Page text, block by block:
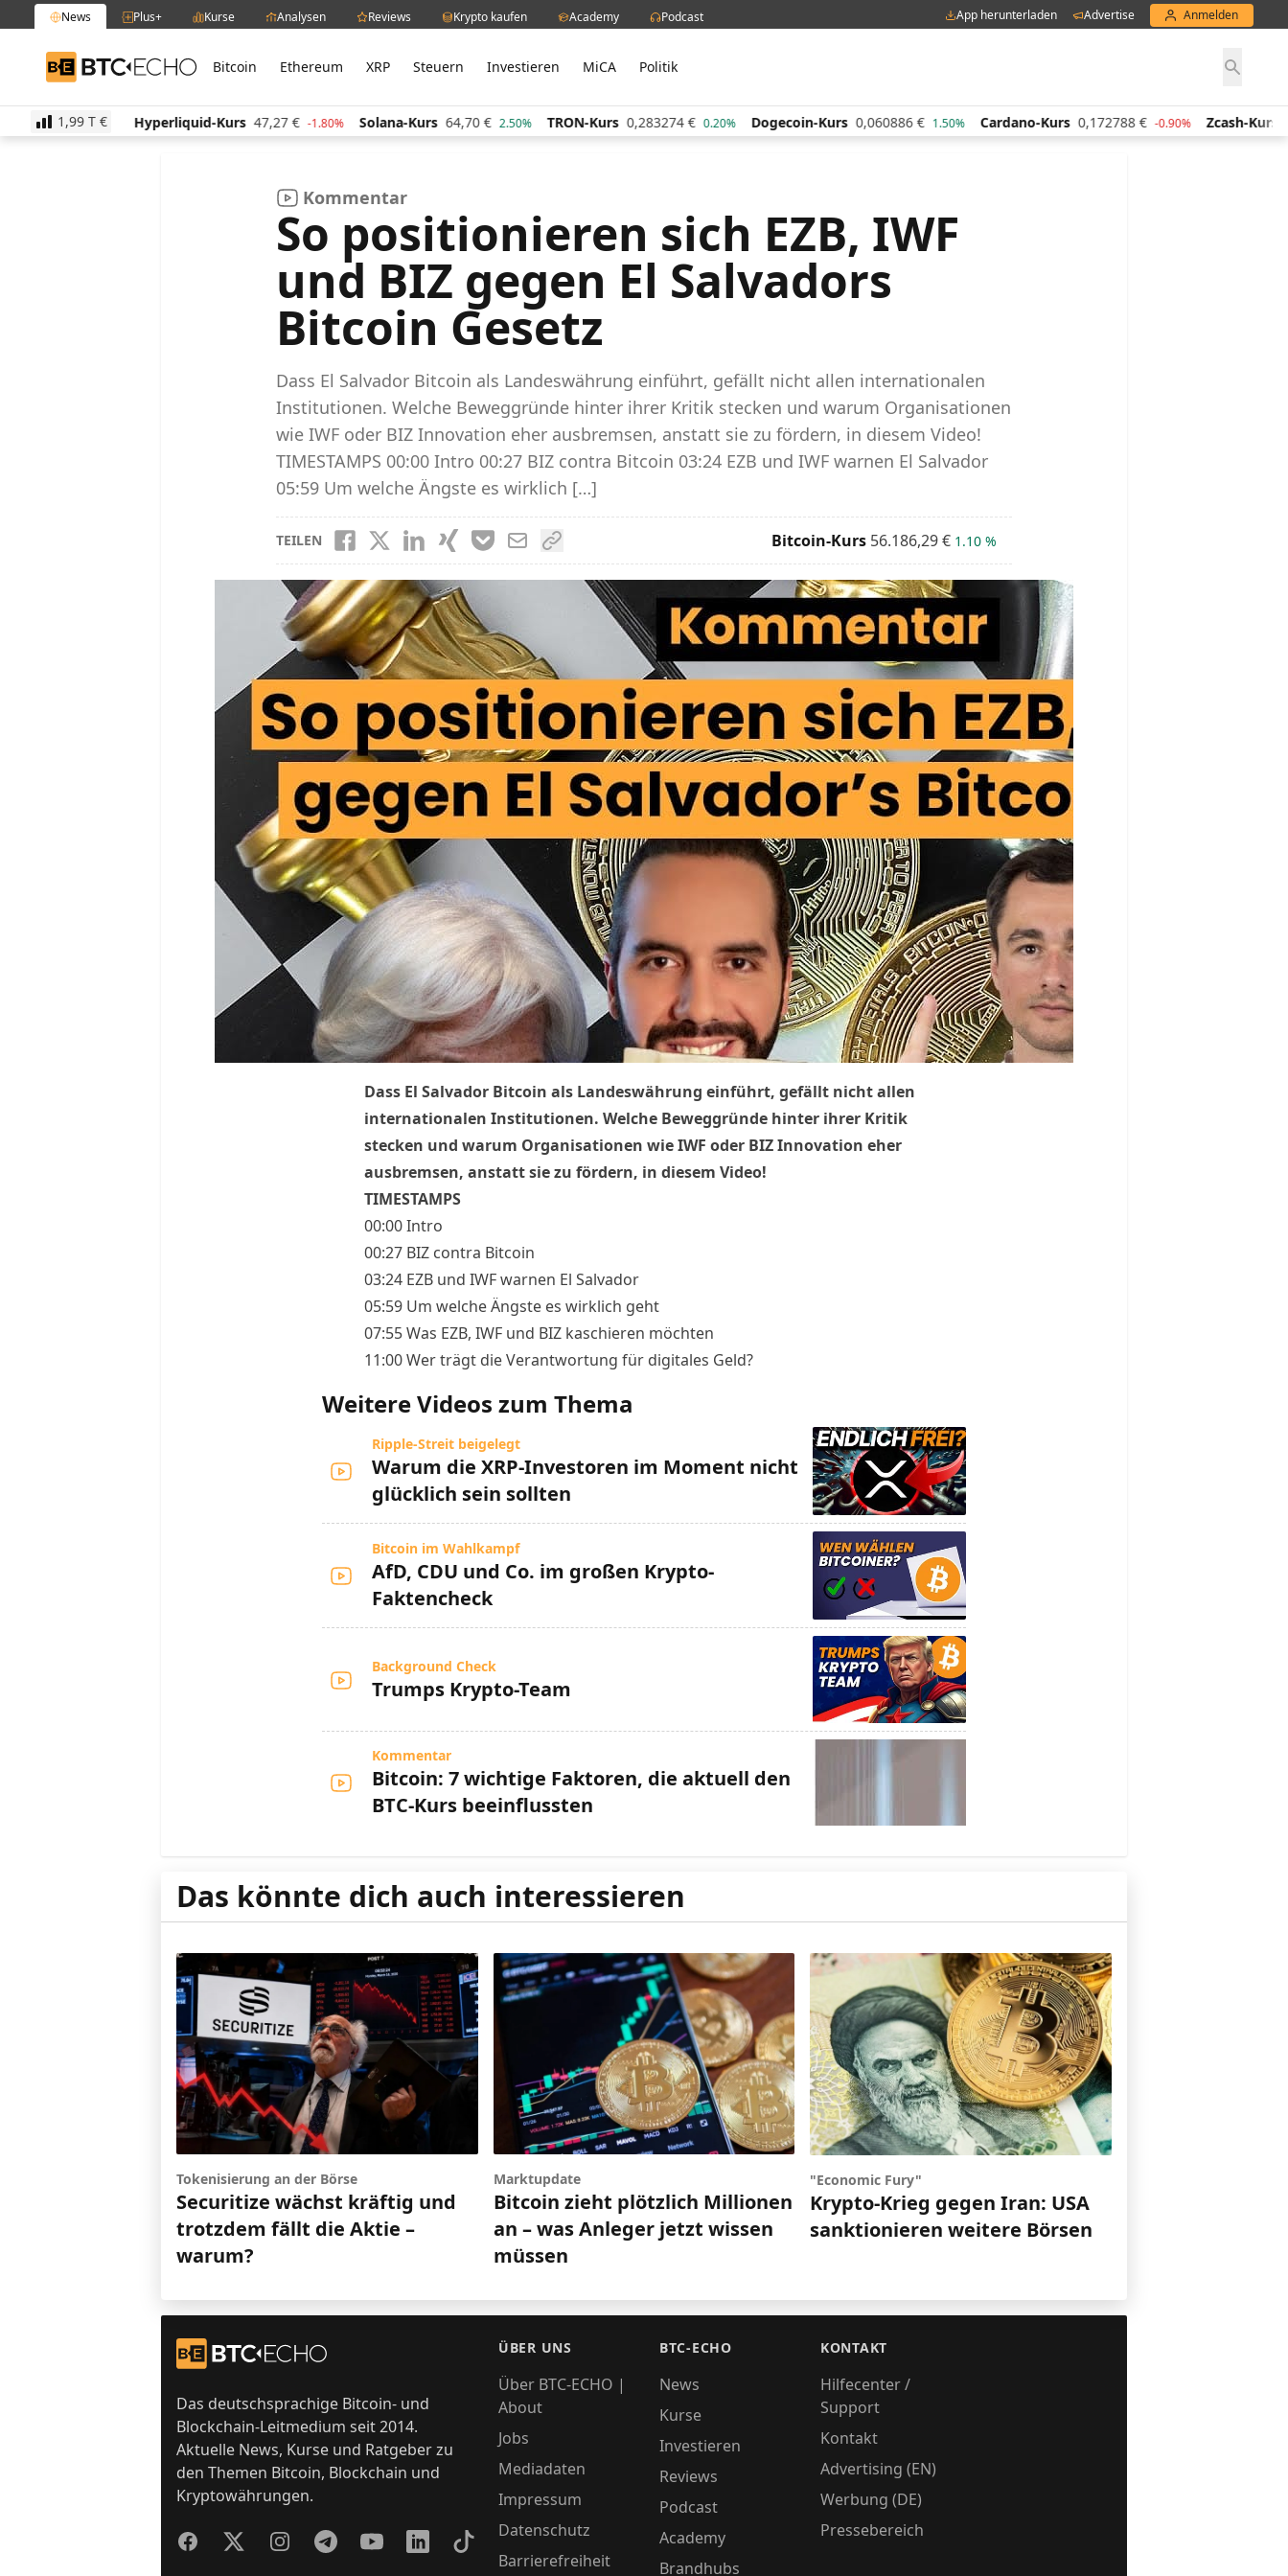
News Plus+ Kurse Analysen Reviews Krypto kaufen Academy Podcast App herunterladen Advertise Anmelden
BTC-ECHO Bitcoin Ethereum XRP Steuern Investieren MiCA Politik
1,99 T €
513,76 € 1.50% Hyperliquid-Kurs 47,27 € -1.80% Solana-Kurs 64,70 € 2.50% TRON-Kurs 0,283274 € 0.20% Dogecoin-Kurs 0,060886 € 1.50% Cardano-Kurs 0,172788 € -0.90% Zcash-Kurs
Kommentar
So positionieren sich EZB, IWF
und BIZ gegen El Salvadors
Bitcoin Gesetz
Dass El Salvador Bitcoin als Landeswährung einführt, gefällt nicht allen internationalen
Institutionen. Welche Beweggründe hinter ihrer Kritik stecken und warum Organisationen
wie IWF oder BIZ Innovation eher ausbremsen, anstatt sie zu fördern, in diesem Video!
TIMESTAMPS 00:00 Intro 00:27 BIZ contra Bitcoin 03:24 EZB und IWF warnen El Salvador
05:59 Um welche Ängste es wirklich […]
TEILEN Bitcoin-Kurs 56.186,29€ 1.10 %
Dass El Salvador Bitcoin als Landeswährung einführt, gefällt nicht allen
internationalen Institutionen. Welche Beweggründe hinter ihrer Kritik
stecken und warum Organisationen wie IWF oder BIZ Innovation eher
ausbremsen, anstatt sie zu fördern, in diesem Video!
TIMESTAMPS
00:00 Intro
00:27 BIZ contra Bitcoin
03:24 EZB und IWF warnen El Salvador
05:59 Um welche Ängste es wirklich geht
07:55 Was EZB, IWF und BIZ kaschieren möchten
11:00 Wer trägt die Verantwortung für digitales Geld?
Weitere Videos zum Thema
Ripple-Streit beigelegt
Warum die XRP-Investoren im Moment nicht
glücklich sein sollten
Bitcoin im Wahlkampf
AfD, CDU und Co. im großen Krypto-
Faktencheck
Background Check
Trumps Krypto-Team
Kommentar
Bitcoin: 7 wichtige Faktoren, die aktuell den
BTC-Kurs beeinflussten
Das könnte dich auch interessieren
Tokenisierung an der Börse
Securitize wächst kräftig und
trotzdem fällt die Aktie –
warum?
Marktupdate
Bitcoin zieht plötzlich Millionen
an – was Anleger jetzt wissen
müssen
"Economic Fury"
Krypto-Krieg gegen Iran: USA
sanktionieren weitere Börsen
Zur Startseite
Das deutschsprachige Bitcoin- und
Blockchain-Leitmedium seit 2014.
Aktuelle News, Kurse und Ratgeber zu
den Themen Bitcoin, Blockchain und
Kryptowährungen.
FacebookTwitterInstagramTelegramYouTubeLinkedInTikTok
ÜBER UNS
Über BTC-ECHO |
About
Jobs
Mediadaten
Impressum
Datenschutz
Barrierefreiheit
BTC-ECHO
News
Kurse
Investieren
Reviews
Podcast
Academy
Brandhubs
KONTAKT
Hilfecenter /
Support
Kontakt
Advertising (EN)
Werbung (DE)
Pressebereich